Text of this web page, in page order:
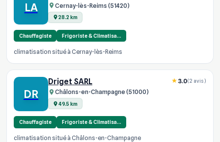
LA Cernay-lès-Reims (51420)
28.2 km
Chauffagiste Frigoriste & Climatisa…
climatisation situé à Cernay-lès-Reims
DR
Driget SARL
Châlons-en-Champagne (51000)
49.5 km
3.0(2 avis)
Chauffagiste Frigoriste & Climatisa…
climatisation situé à Châlons-en-Champagne